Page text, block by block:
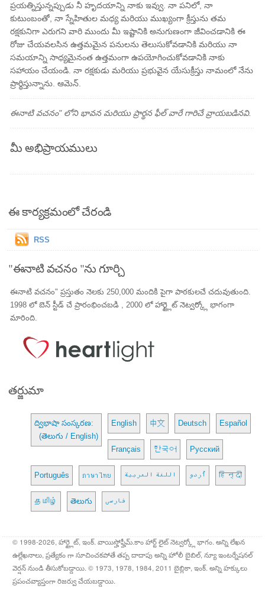
ప్రయత్నిస్తున్నప్పుడు నీ హృదయాన్ని నాకు ఇవ్వు. నా పనిలో, నా
కుటుంబంతో, నా స్నేహితుల మధ్య మరియు ముఖ్యంగా క్రీస్తును తమ
రక్షకునిగా ఎరుగని వారి ముందు మీ ఇష్టానికి అనుగుణంగా జీవించడానికి ఈ
రోజు చేయవలసిన ఉత్తమమైన పనులను తెలుసుకోవడానికి మరియు నా
సమయాన్ని సాధ్యమైనంత ఉత్తమంగా ఉపయోగించుకోవడానికి నాకు
సహాయం చేయండి. నా రక్షకుడు మరియు ప్రభువైన యేసుక్రీస్తు నామంలో నేను
ప్రార్థిస్తున్నాను. ఆమెన్.
ఈనాటి వచనం" లోని భావన మరియు ప్రార్థన ఫీల్ వారే గారిచే వ్రాయబడినవి.
మీ అభిప్రాయములు
ఈ కార్యక్రమంలో చేరండి
RSS
"ఈనాటి వచనం "ను గూర్చి
ఈనాటి వచనం" ప్రస్తుతం నెలకు 250,000 మందికి పైగా పాఠకులచే చదువుతుంది.
1998 లో బెన్ స్టీడ్ చే ప్రారంభించబడి , 2000 లో హార్ట్లైట్ నెట్వర్క్లో భాగంగా
మారింది.
తర్జుమా
ద్విభాషా సంస్కరణ:
(తెలుగు / English)
English 中文 Deutsch Español
Français 한국어 Русский
Português ภาษาไทย اللغة العربية اُردو हिन्दी
தமிழ் తెలుగు فارسی
© 1998-2026, హార్ట్లైట్, ఇంక్. వాయిస్హోఫ్హీమ్.కాం హార్ట్ లైట్ నెట్వర్క్లో భాగం. అన్ని లేఖన
ఉల్లేఖనాలు, ప్రత్యేకం గా సూచించకపోతే తప్ప దాదాపు అన్ని హోలీ బైబిల్, న్యూ ఇంటర్నేషనల్
వెర్షన్ నుండి తీసుకోబడ్డాయి. © 1973, 1978, 1984, 2011 బైబ్లికా, ఇంక్. అన్ని హక్కులు
ప్రపంచవ్యాప్తంగా రిజర్వు చేయబడ్డాయి.